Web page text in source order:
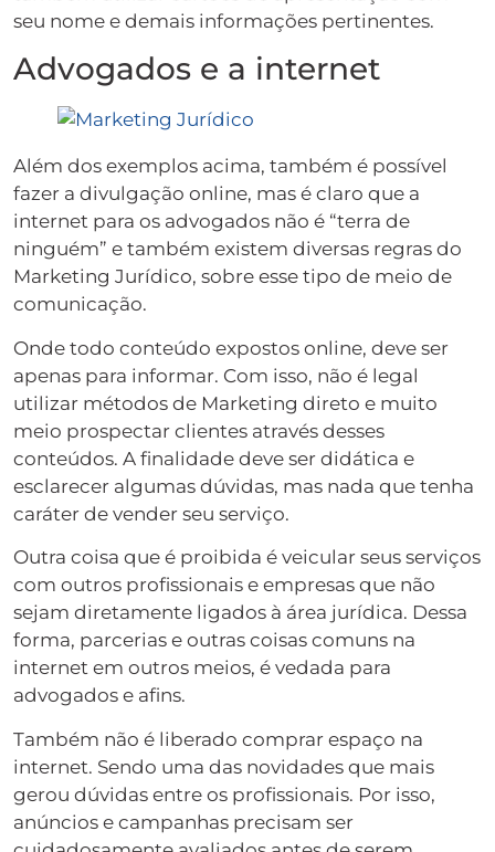
seu nome e demais informações pertinentes.
Advogados e a internet
Além dos exemplos acima, também é possível
fazer a divulgação online, mas é claro que a
internet para os advogados não é “terra de
ninguém” e também existem diversas regras do
Marketing Jurídico, sobre esse tipo de meio de
comunicação.
Onde todo conteúdo expostos online, deve ser
apenas para informar. Com isso, não é legal
utilizar métodos de Marketing direto e muito
meio prospectar clientes através desses
conteúdos. A finalidade deve ser didática e
esclarecer algumas dúvidas, mas nada que tenha
caráter de vender seu serviço.
Outra coisa que é proibida é veicular seus serviços
com outros profissionais e empresas que não
sejam diretamente ligados à área jurídica. Dessa
forma, parcerias e outras coisas comuns na
internet em outros meios, é vedada para
advogados e afins.
Também não é liberado comprar espaço na
internet. Sendo uma das novidades que mais
gerou dúvidas entre os profissionais. Por isso,
anúncios e campanhas precisam ser